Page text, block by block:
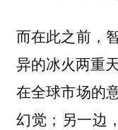
而在此之前，
异的冰火两重
在全球市场的
幻觉；另一边